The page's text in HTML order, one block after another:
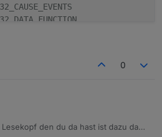
// Add
0
den du da hast ist dazu da